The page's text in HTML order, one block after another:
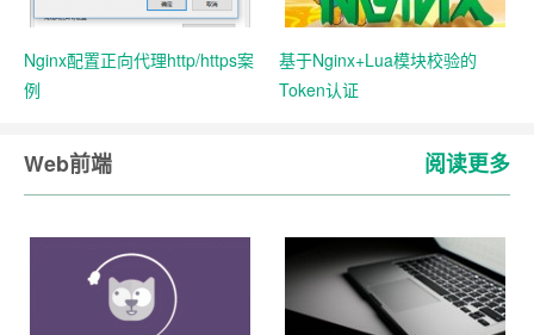
Nginx配置正向代理http/https案
例
基于Nginx+Lua模块校验的
Token认证
Web前端 阅读更多